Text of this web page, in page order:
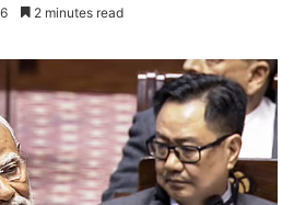
2 minutes read